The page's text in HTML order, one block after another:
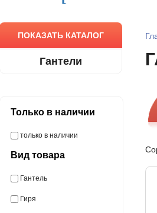
ПОКАЗАТЬ КАТАЛОГ
Гантели
Только в наличии
только в наличии
Вид товара
Гантель
Гиря